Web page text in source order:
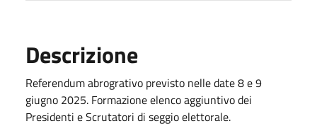
Descrizione
Referendum abrogrativo previsto nelle date 8 e 9
giugno 2025. Formazione elenco aggiuntivo dei
Presidenti e Scrutatori di seggio elettorale.